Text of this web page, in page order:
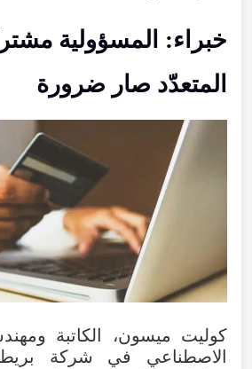
خبراء: المسؤولية
المتعدّد صار ضرورة
كوليت ميسون، الكاتبة
الاصطناعي في شركة